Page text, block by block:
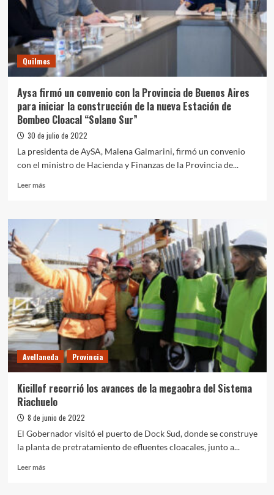
Quilmes
Aysa firmó un convenio con la Provincia de Buenos Aires
para iniciar la construcción de la nueva Estación de
Bombeo Cloacal “Solano Sur”
30 de julio de 2022
La presidenta de AySA, Malena Galmarini, firmó un convenio
con el ministro de Hacienda y Finanzas de la Provincia de...
Leer másLeer
Aysa
con
la
Provincia
de
Buenos
Aires
para
iniciar
la
la
nueva
Estación
Bombeo
Cloacal
Avellaneda Provincia
Kicillof recorrió los avances de la megaobra del Sistema
Riachuelo
8 de junio de 2022
El Gobernador visitó el puerto de Dock Sud, donde se construye
la planta de pretratamiento de efluentes cloacales, junto a...
Leer másLeer